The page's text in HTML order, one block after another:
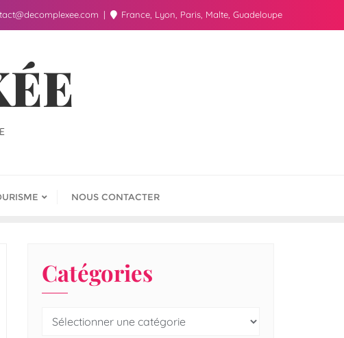
France, Lyon, Paris, Malte, Guadeloupe
NOUS CONTACTER
Catégories